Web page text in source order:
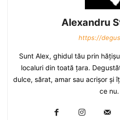
Alexandru
https://
Sunt Alex, ghidul tău prin
localuri din toată ţara.
dulce, sărat, amar sau acrişor şi
ce nu.